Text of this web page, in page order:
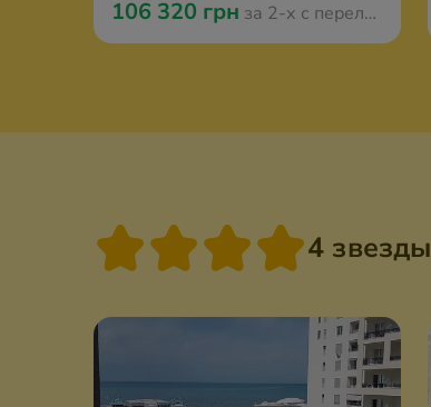
106 320 грн за 2-х с перелётом из Вроцлава
4 звезды